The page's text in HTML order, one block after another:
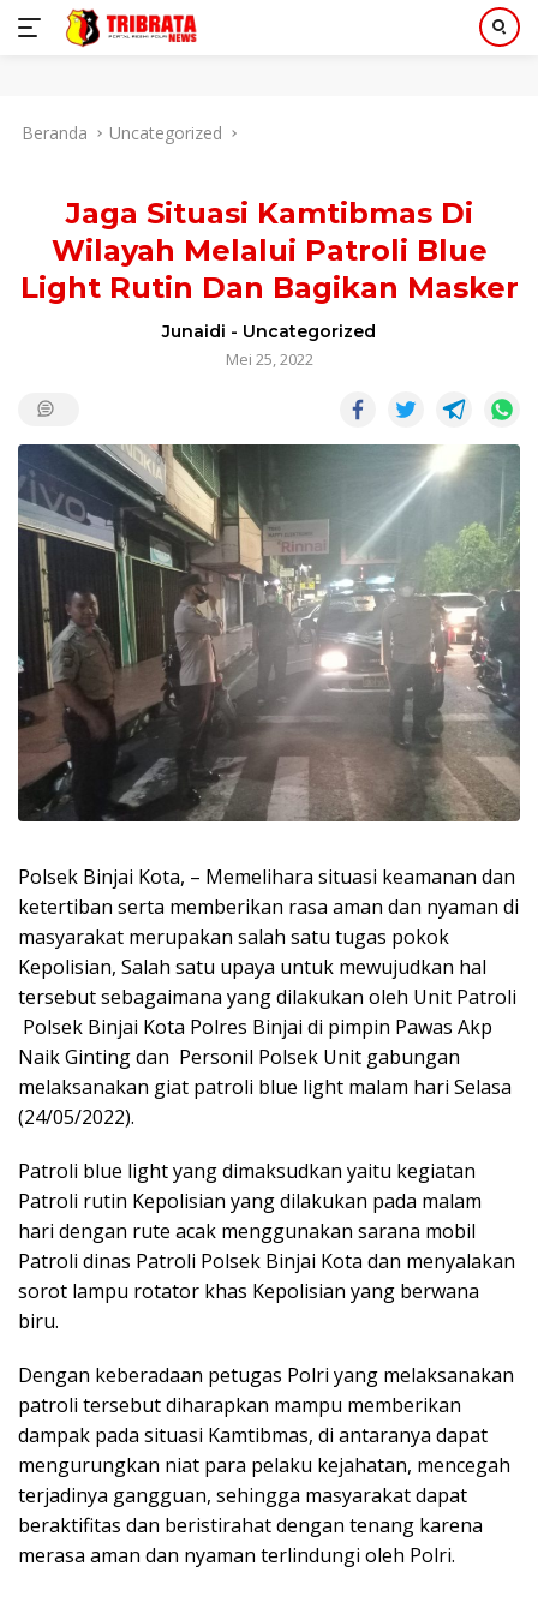
Beranda Uncategorized
Jaga Situasi Kamtibmas Di
Wilayah Melalui Patroli Blue
Light Rutin Dan Bagikan Masker
Junaidi - Uncategorized
Mei 25, 2022
Polsek Binjai Kota, – Memelihara situasi keamanan dan
ketertiban serta memberikan rasa aman dan nyaman di
masyarakat merupakan salah satu tugas pokok
Kepolisian, Salah satu upaya untuk mewujudkan hal
tersebut sebagaimana yang dilakukan oleh Unit Patroli
Polsek Binjai Kota Polres Binjai di pimpin Pawas Akp
Naik Ginting dan Personil Polsek Unit gabungan
melaksanakan giat patroli blue light malam hari Selasa
(24/05/2022).
Patroli blue light yang dimaksudkan yaitu kegiatan
Patroli rutin Kepolisian yang dilakukan pada malam
hari dengan rute acak menggunakan sarana mobil
Patroli dinas Patroli Polsek Binjai Kota dan menyalakan
sorot lampu rotator khas Kepolisian yang berwana
biru.
Dengan keberadaan petugas Polri yang melaksanakan
patroli tersebut diharapkan mampu memberikan
dampak pada situasi Kamtibmas, di antaranya dapat
mengurungkan niat para pelaku kejahatan, mencegah
terjadinya gangguan, sehingga masyarakat dapat
beraktifitas dan beristirahat dengan tenang karena
merasa aman dan nyaman terlindungi oleh Polri.